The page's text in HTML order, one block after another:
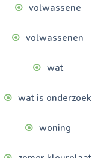
volwassene
volwassenen
wat
wat is onderzoek
woning